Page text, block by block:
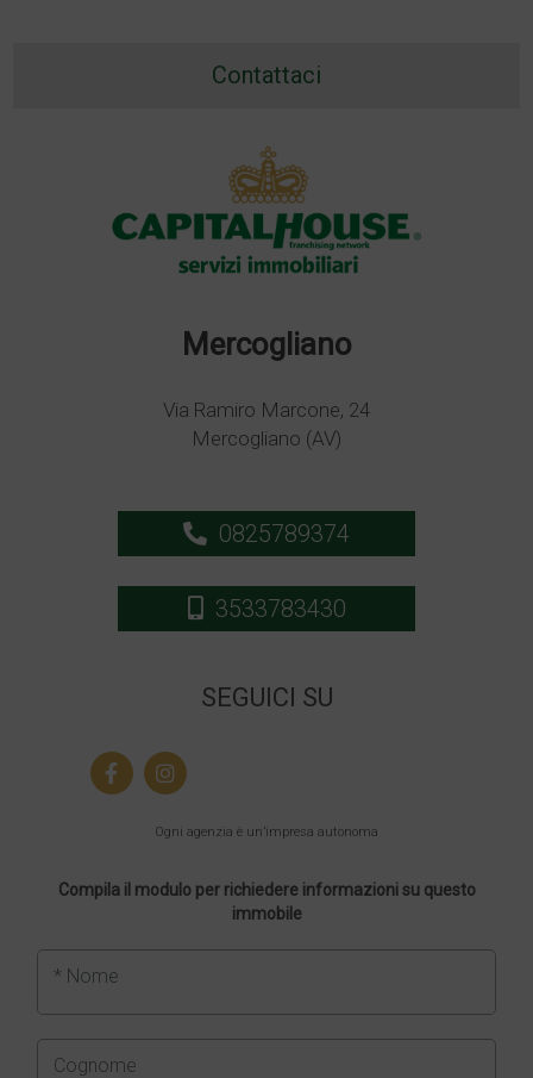
Contattaci
Mercogliano
Via Ramiro Marcone, 24
Mercogliano (AV)
0825789374
3533783430
SEGUICI SU
Ogni agenzia è un’impresa autonoma
Compila il modulo per richiedere informazioni su questo
immobile
* Nome
Cognome